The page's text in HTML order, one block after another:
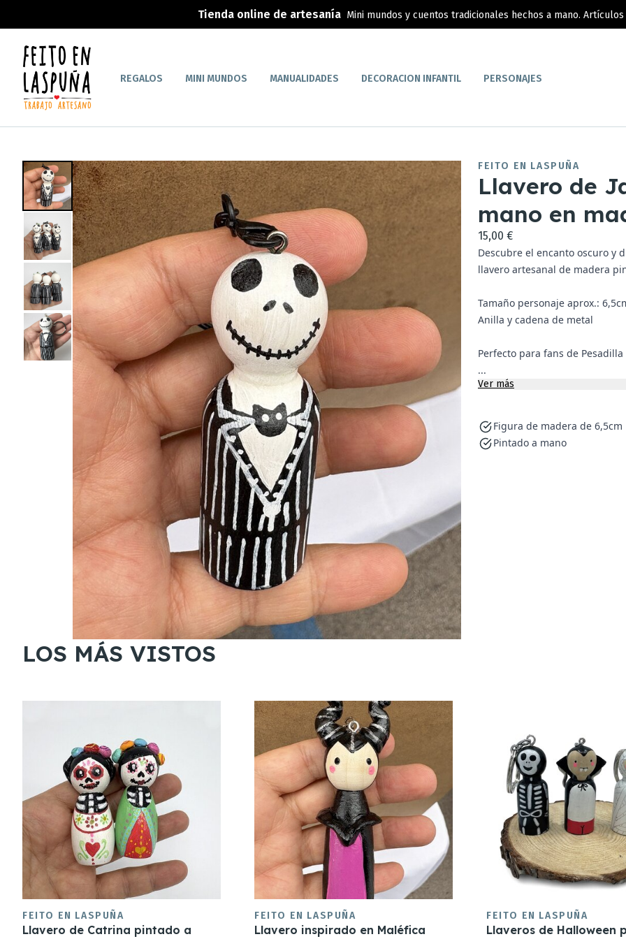
Tienda online de artesanía Mini mundos y cuentos tradicionales hechos a mano.
REGALOS MINI MUNDOS MANUALIDADES DECORACION INFANTIL PERSONAJES
FEITO EN LASPUÑA
Llavero de
mano en
15,00 €
Descubre el encanto oscuro y
llavero artesanal de madera
Tamaño personaje aprox.:
Anilla y cadena de metal
Perfecto para fans de
...
Ver más
Figura de madera de 6,5cm
Pintado a mano
LOS MÁS VISTOS
FEITO EN LASPUÑA
Llavero de Catrina pintado a
FEITO EN LASPUÑA
Llavero inspirado en Maléfica
FEITO EN LASPUÑA
Llaveros de Halloween